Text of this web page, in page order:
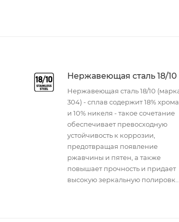
Нержавеющая сталь 18/10
Нержавеющая сталь 18/10
304) - сплав содержит 18% хрома
и 10% никеля - такое сочетание
обеспечивает превосходную
устойчивость к коррозии,
предотвращая появление
ржавчины и пятен, а также
повышает прочность и придает
высокую зеркальную полировк...